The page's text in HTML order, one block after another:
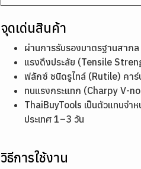
จุดเด่นสินค้า
ผ่านการรับรองมาตรฐานสา
แรงดึงประลัย (Tensile
ฟลักซ์ ชนิดรูไทล์ (Rutile) คาร์
ทนแรงกระแทก (Charpy V-
ThaiBuyTools เป็นตัวแทนจำ
ประเทศ 1–3 วัน
วิธีการใช้งาน